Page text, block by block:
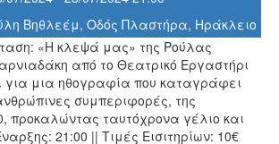
Βηθλεέμ, Οδός Πλαστήρα, Ηράκλειο
«Η κλεψά μας» της Ρούλας
από το Θεατρικό Εργαστήρι
για μια ηθογραφία που καταγράφει
συμπεριφορές, της
προκαλώντας ταυτόχρονα γέλιο και
21:00 || Τιμές Εισιτηρίων: 10€